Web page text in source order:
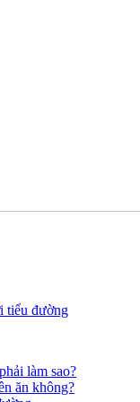
tiểu đường
làm sao?
ăn không?